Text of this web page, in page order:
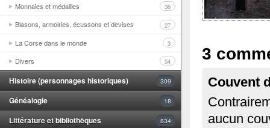
Monnaies et médailles 36
Blasons, armoiries, écussons et devises 27
La Corse dans le monde 3
Divers 54
Histoire (personnages historiques) 309
Généalogie 18
Littérature et bibliothèques 834
3
Couvent
aucun